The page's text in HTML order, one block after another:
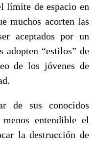
límite de espacio en
muchos acorten las
aceptados por un
adopten “estilos” de
de los jóvenes de
de sus conocidos
entendible el
la destrucción de